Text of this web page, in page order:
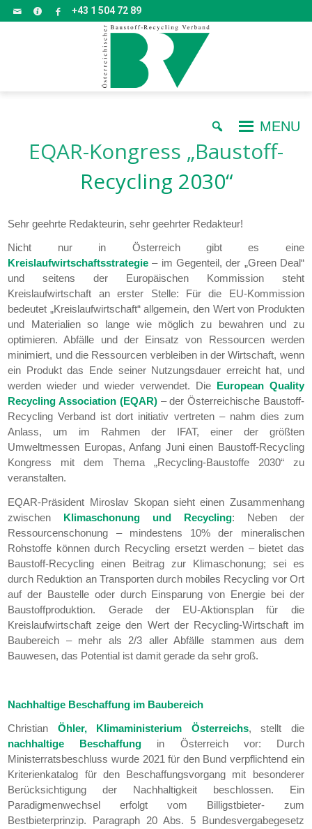
+43 1 504 72 89
MENU
EQAR-Kongress „Baustoff-
Recycling 2030“
Sehr geehrte Redakteurin, sehr geehrter Redakteur!
Nicht nur in Österreich gibt es eine
Kreislaufwirtschaftsstrategie – im Gegenteil, der „Green Deal“
und seitens der Europäischen Kommission steht
Kreislaufwirtschaft an erster Stelle: Für die EU-Kommission
bedeutet „Kreislaufwirtschaft“ allgemein, den Wert von Produkten
und Materialien so lange wie möglich zu bewahren und zu
optimieren. Abfälle und der Einsatz von Ressourcen werden
minimiert, und die Ressourcen verbleiben in der Wirtschaft, wenn
ein Produkt das Ende seiner Nutzungsdauer erreicht hat, und
werden wieder und wieder verwendet. Die European Quality
Recycling Association (EQAR)– der Österreichische Baustoff-
Recycling Verband ist dort initiativ vertreten – nahm dies zum
Anlass, um im Rahmen der IFAT, einer der größten
Umweltmessen Europas, Anfang Juni einen Baustoff-Recycling
Kongress mit dem Thema „Recycling-Baustoffe 2030“ zu
veranstalten.
EQAR-Präsident Miroslav Skopan sieht einen Zusammenhang
zwischen Klimaschonung und Recycling: Neben der
Ressourcenschonung – mindestens 10% der mineralischen
Rohstoffe können durch Recycling ersetzt werden – bietet das
Baustoff-Recycling einen Beitrag zur Klimaschonung; sei es
durch Reduktion an Transporten durch mobiles Recycling vor Ort
auf der Baustelle oder durch Einsparung von Energie bei der
Baustoffproduktion. Gerade der EU-Aktionsplan für die
Kreislaufwirtschaft zeige den Wert der Recycling-Wirtschaft im
Baubereich – mehr als 2/3 aller Abfälle stammen aus dem
Bauwesen, das Potential ist damit gerade da sehr groß.
Nachhaltige Beschaffung im Baubereich
Christian Öhler, Klimaministerium Österreichs, stellt die
nachhaltige Beschaffung in Österreich vor: Durch
Ministerratsbeschluss wurde 2021 für den Bund verpflichtend ein
Kriterienkatalog für den Beschaffungsvorgang mit besonderer
Berücksichtigung der Nachhaltigkeit beschlossen. Ein
Paradigmenwechsel erfolgt vom Billigstbieter- zum
Bestbieterprinzip. Paragraph 20 Abs. 5 Bundesvergabegesetz